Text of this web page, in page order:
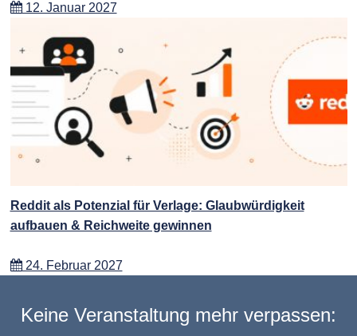
12. Januar 2027
Reddit als Potenzial für Verlage: Glaubwürdigkeit
aufbauen & Reichweite gewinnen
24. Februar 2027
Keine Veranstaltung mehr verpassen: